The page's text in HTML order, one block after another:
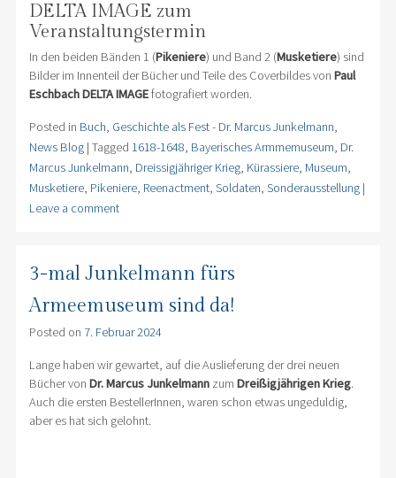
DELTA IMAGE zum
Veranstaltungstermin
In den beiden Bänden 1 (Pikeniere) und Band 2 (Musketiere) sind
Bilder im Innenteil der Bücher und Teile des Coverbildes von Paul
Eschbach DELTA IMAGEfotografiert worden.
Posted in Buch, Geschichte als Fest - Dr. Marcus Junkelmann,
News Blog | Tagged 1618-1648, Bayerisches Armmemuseum, Dr.
Marcus Junkelmann, Dreissigjähriger Krieg, Kürassiere, Museum,
Musketiere, Pikeniere, Reenactment, Soldaten, Sonderausstellung |
Leave a comment
3-mal Junkelmann fürs
Armeemuseum sind da!
Posted on 7. Februar 2024
Lange haben wir gewartet, auf die Auslieferung der drei neuen
Bücher von Dr. Marcus Junkelmannzum Dreißigjährigen Krieg.
Auch die ersten BestellerInnen, waren schon etwas ungeduldig,
aber es hat sich gelohnt.